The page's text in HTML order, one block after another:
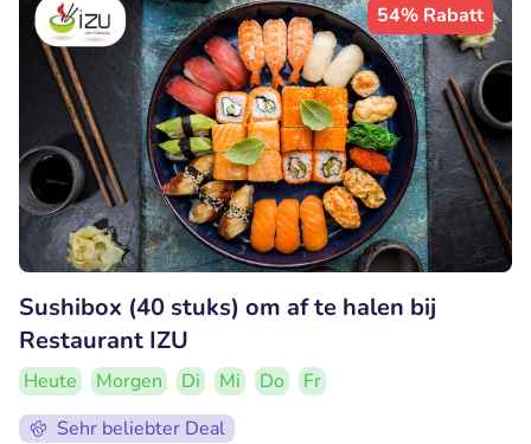
54% Rabatt
Sushibox (40 stuks) om af te halen bij
Restaurant IZU
Heute Morgen Di Mi Do
Fr
Sehr beliebter Deal